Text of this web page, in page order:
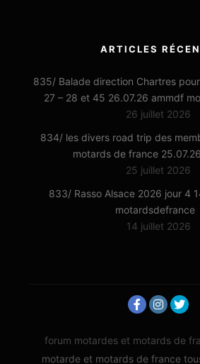
ARTICLES
835/ Balade direction Chartres
27 – 28 et 45 26.07.26 ammdf
26 juillet 2026
834/ les divers road trip des
motards de france
25 juillet 2026
833/ Rasso Alsace 2026 jour 4
motardsdefrance
14 juillet 2026
forum motardes et motards de
motarde et motards de france